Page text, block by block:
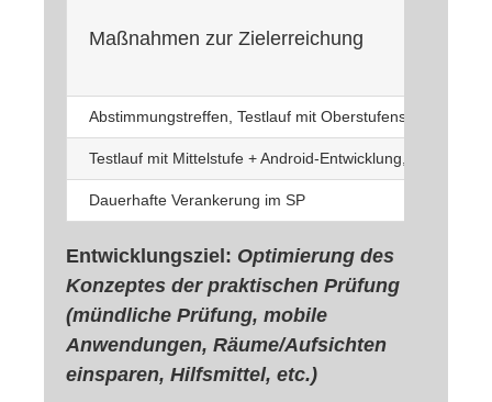
Maßnahmen zur Zielerreichung
Abstimmungstreffen, Testlauf mit Oberstufenschülern
Testlauf mit Mittelstufe + Android-Entwicklung,
Dauerhafte Verankerung im SP
Entwicklungsziel: Optimierung des
Konzeptes der praktischen Prüfung
(mündliche Prüfung, mobile
Anwendungen, Räume/Aufsichten
einsparen, Hilfsmittel, etc.)